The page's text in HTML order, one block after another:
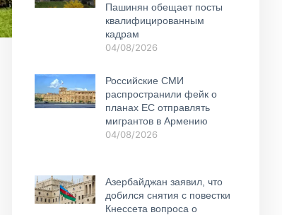
Пашинян обещает посты
квалифицированным
кадрам
04/08/2026
Российские СМИ
распространили фейк о
планах ЕС отправлять
мигрантов в Армению
04/08/2026
Азербайджан заявил, что
добился снятия с повестки
Кнессета вопроса о